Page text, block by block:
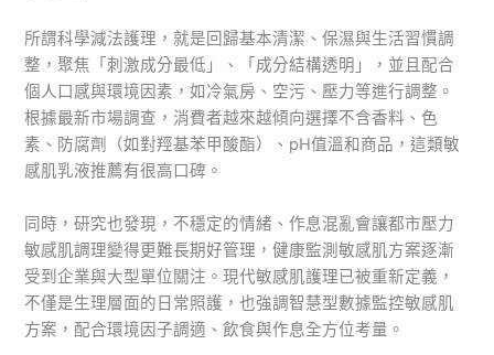
所謂科學減法護理，就是回歸基本清潔、保濕與生活習慣調
整，聚焦「刺激成分最低」、「成分結構透明」，並且配合
個人口感與環境因素，如冷氣房、空污、壓力等進行調整。
根據最新市場調查，消費者越來越傾向選擇不含香料、色
素、防腐劑（如對羥基苯甲酸酯）、pH值溫和商品，這類敏
感肌乳液推薦有很高口碑。
同時，研究也發現，不穩定的情緒、作息混亂會讓都市壓力
敏感肌調理變得更難長期好管理，健康監測敏感肌方案逐漸
受到企業與大型單位關注。現代敏感肌護理已被重新定義，
不僅是生理層面的日常照護，也強調智慧型數據監控敏感肌
方案，配合環境因子調適、飲食與作息全方位考量。